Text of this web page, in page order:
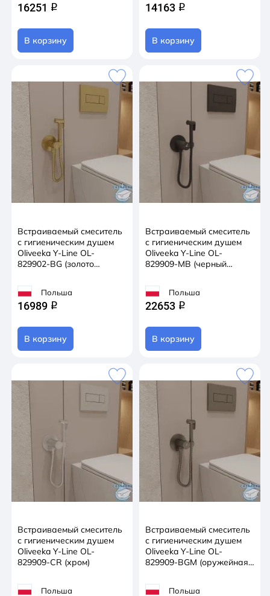
16251 q
В корзину
14163 q
В корзину
Встраиваемый смеситель
с гигиеническим душем
Oliveeka Y-Line OL-
829902-BG (золото
Польша
16989 q
В корзину
Встраиваемый смеситель
с гигиеническим душем
Oliveeka Y-Line OL-
829909-MB (черный
Польша
22653 q
В корзину
Встраиваемый смеситель
с гигиеническим душем
Oliveeka Y-Line OL-
829909-CR (хром)
Польша
Встраиваемый смеситель
с гигиеническим душем
Oliveeka Y-Line OL-
829909-BGM (оружейная
Польша